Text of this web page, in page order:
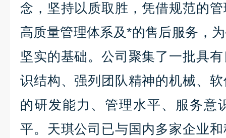
念，坚持以质取胜，凭借规范的
高质量管理体系及*的售后服务，
坚实的基础。公司聚集了一批具
识结构、强列团队精神的机械、
的研发能力、管理水平、服务意
平。天琪公司已与国内多家企业